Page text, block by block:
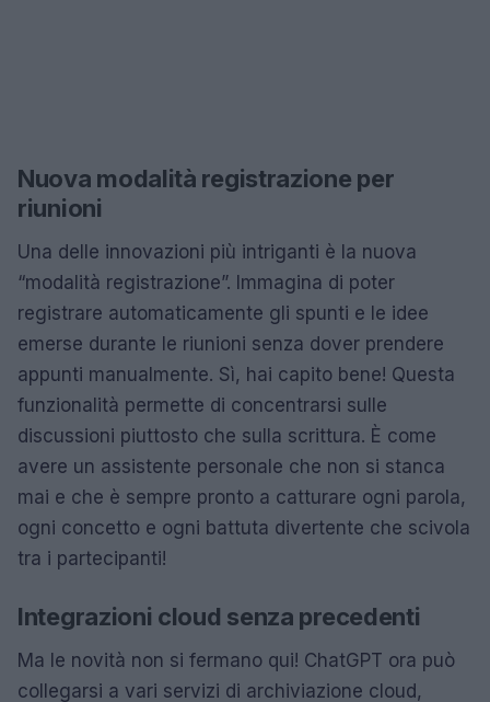
Nuova modalità registrazione per
riunioni
Una delle innovazioni più intriganti è la nuova
“modalità registrazione”. Immagina di poter
registrare automaticamente gli spunti e le idee
emerse durante le riunioni senza dover prendere
appunti manualmente. Sì, hai capito bene! Questa
funzionalità permette di concentrarsi sulle
discussioni piuttosto che sulla scrittura. È come
avere un assistente personale che non si stanca
mai e che è sempre pronto a catturare ogni parola,
ogni concetto e ogni battuta divertente che scivola
tra i partecipanti!
Integrazioni cloud senza precedenti
Ma le novità non si fermano qui! ChatGPT ora può
collegarsi a vari servizi di archiviazione cloud,